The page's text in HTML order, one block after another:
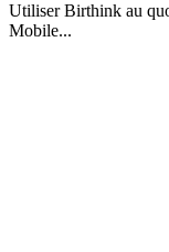
Utiliser Birthink au
Mobile...